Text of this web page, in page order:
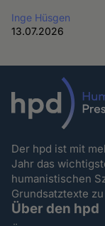
Inge Hüsgen
13.07.2026
Der hpd ist mit
Jahr das
humanistischen
Grundsatztexte
Über den hpd